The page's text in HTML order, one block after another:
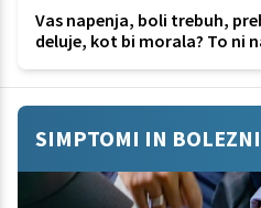
Vas napenja, boli trebuh,
deluje, kot bi morala? To ni
SIMPTOMI IN BOLEZNI